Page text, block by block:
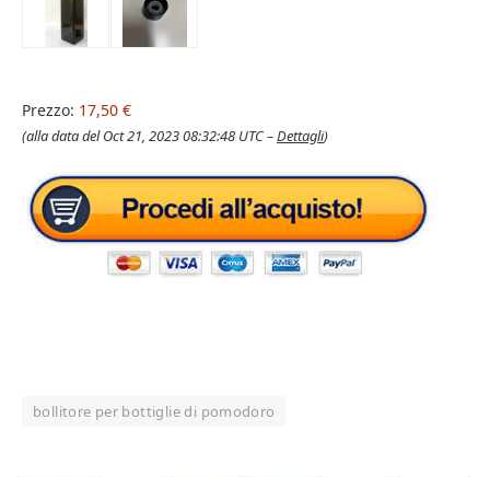
Prezzo: 17,50 €
(alla data del Oct 21, 2023 08:32:48 UTC –Dettagli)
bollitore per bottiglie di pomodoro